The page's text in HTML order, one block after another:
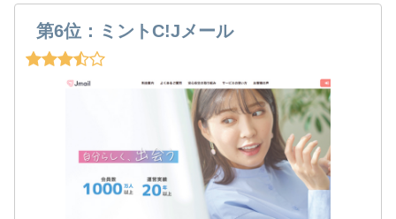
第6位：ミントC!Jメール